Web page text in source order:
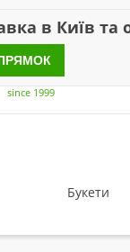
since 1999
Букети
в Київ та